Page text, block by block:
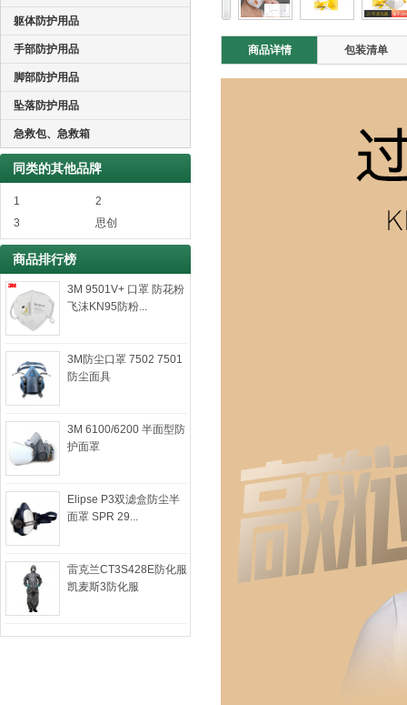
躯体防护用品
手部防护用品
脚部防护用品
坠落防护用品
急救包、急救箱
同类的其他品牌
1
2
3
思创
商品排行榜
3M 9501V+ 口罩 防花粉
飞沫KN95防粉...
3M防尘口罩 7502 7501
防尘面具
3M 6100/6200 半面型防
护面罩
Elipse P3双滤盒防尘半
面罩 SPR 29...
雷克兰CT3S428E防化服
凯麦斯3防化服
商品详情 包装清单